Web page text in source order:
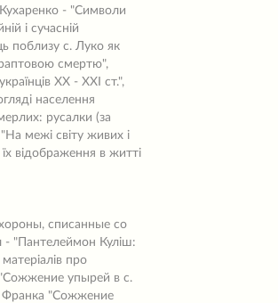
Кухаренко - "Символи
і сучасній
поблизу с. Луко як
смертю",
ХХ - ХХІ ст.",
населення
русалки (за
межі світу живих і
їх відображення в житті
списанные со
- "Пантелеймон Куліш:
про
"Сожжение упырей в с.
Франка "Сожжение